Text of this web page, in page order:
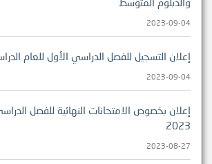
والدبلوم المتوسط
2023-09-04
إعلان التسجيل للفصل الدراسي الأول للعام الدراسي 2023-
2023-09-04
2023
2023-08-27